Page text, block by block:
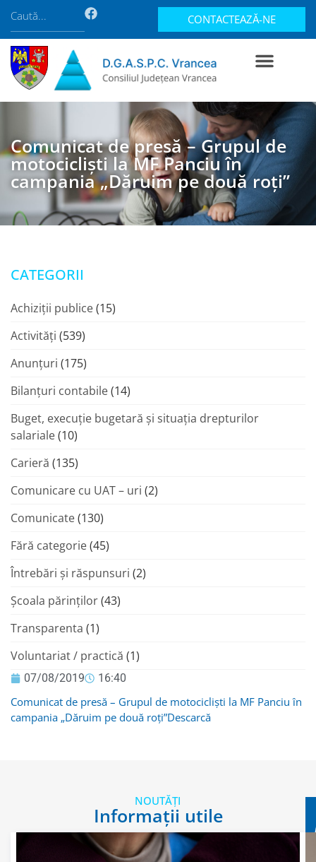
CONTACTEAZĂ-NE
Comunicat de presă – Grupul de
motocicliști la MF Panciu în
campania „Dăruim pe două roți”
07/08/2019 16:40
Comunicat de presă – Grupul de motocicliști la MF Panciu în
campania „Dăruim pe două roți”Descarcă
CATEGORII
Achiziții publice(15)
Activități (539)
Anunțuri (175)
Bilanțuri contabile(14)
Buget, execuție bugetară și situația drepturilor
salariale(10)
Carieră (135)
Comunicare cu UAT – uri (2)
Comunicate(130)
Fără categorie(45)
Întrebări și răspunsuri (2)
Şcoala părinţilor(43)
Transparenta (1)
Voluntariat / practică (1)
NOUTĂȚI
Informații utile